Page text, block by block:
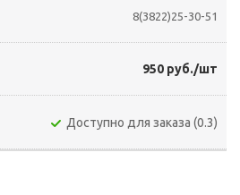
8(3822)25-30-51
950 руб./шт
Доступно для заказа (0.3)